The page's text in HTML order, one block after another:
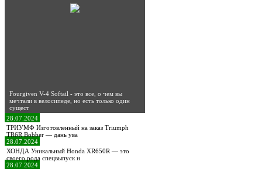
Fourgiven V-4 Softail - это все, о чем вы
мечтали в велосипеде, но есть только один
сущест
28.07.2024
ТРИУМФ Изготовленный на заказ Triumph
TR6R Bobber — дань ува
28.07.2024
ХОНДА Уникальный Honda XR650R — это
своего рода спецвыпуск н
28.07.2024